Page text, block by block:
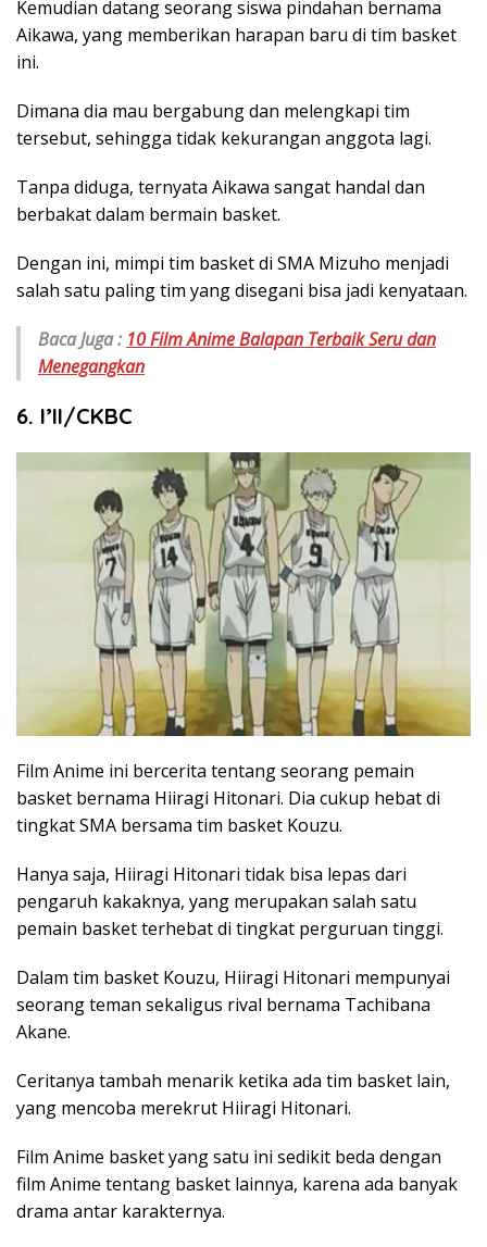
Kemudian datang seorang siswa pindahan bernama
Aikawa, yang memberikan harapan baru di tim basket
ini.
Dimana dia mau bergabung dan melengkapi tim
tersebut, sehingga tidak kekurangan anggota lagi.
Tanpa diduga, ternyata Aikawa sangat handal dan
berbakat dalam bermain basket.
Dengan ini, mimpi tim basket di SMA Mizuho menjadi
salah satu paling tim yang disegani bisa jadi kenyataan.
Baca Juga : 10 Film Anime Balapan Terbaik Seru dan
Menegangkan
6. I’II/CKBC
Film Anime ini bercerita tentang seorang pemain
basket bernama Hiiragi Hitonari. Dia cukup hebat di
tingkat SMA bersama tim basket Kouzu.
Hanya saja, Hiiragi Hitonari tidak bisa lepas dari
pengaruh kakaknya, yang merupakan salah satu
pemain basket terhebat di tingkat perguruan tinggi.
Dalam tim basket Kouzu, Hiiragi Hitonari mempunyai
seorang teman sekaligus rival bernama Tachibana
Akane.
Ceritanya tambah menarik ketika ada tim basket lain,
yang mencoba merekrut Hiiragi Hitonari.
Film Anime basket yang satu ini sedikit beda dengan
film Anime tentang basket lainnya, karena ada banyak
drama antar karakternya.